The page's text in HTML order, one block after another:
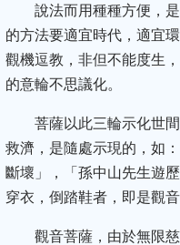
說法而用種種方便，
的方法要適宜時代，適宜
觀機逗教，非但不能度生
的意輪不思議化。
菩薩以此三輪示化世
救濟，是隨處示現的，如
斷壞」，「孫中山先生遊
穿衣，倒踏鞋者，即是觀
觀音菩薩，由於無限